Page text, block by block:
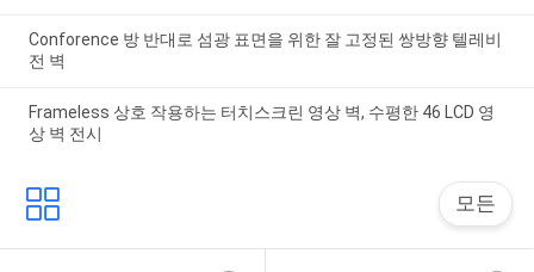
Conforence 방 반대로 섬광 표면을 위한 잘 고정된 쌍방향 텔레비
전 벽
Frameless 상호 작용하는 터치스크린 영상 벽, 수평한 46 LCD 영
상 벽 전시
모든